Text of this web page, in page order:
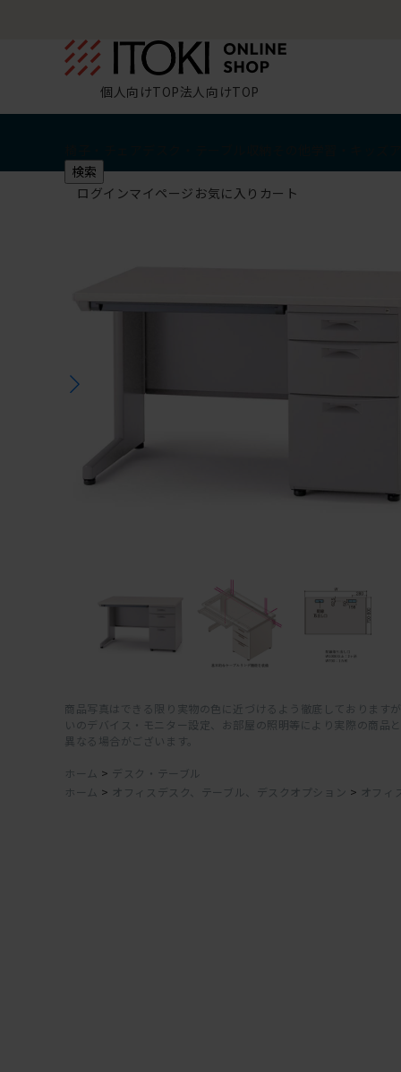
個人向けTOP法人向けTOP
検索
ログインマイページ お気に入り カート
商品写真はできる限り実物の色に近づけるよう徹底しております
いのデバイス・モニター設定、お部屋の照明等により実際の商品
異なる場合がございます。
ホーム > デスク・テーブル
ホーム > オフィスデスク、テーブル、デスクオプション > オフィ